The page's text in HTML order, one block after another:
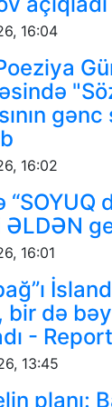
16:04
16:02
“SOYUQ
ƏLDƏN
16:01
bir də
-
13:45
planı: